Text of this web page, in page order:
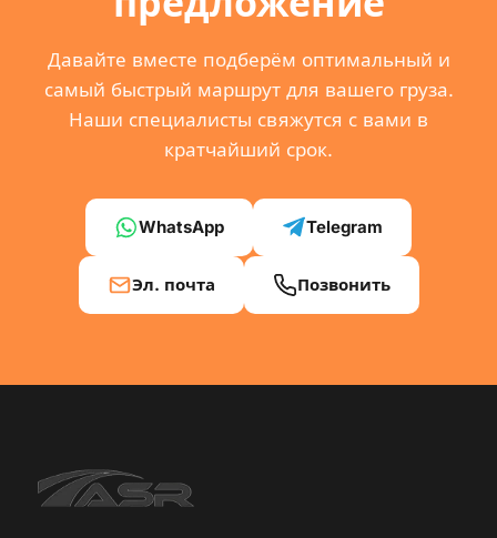
Давайте вместе подберём оптимальный и
самый быстрый маршрут для вашего груза.
Наши специалисты свяжутся с вами в
кратчайший срок.
WhatsApp Telegram
Эл. почта Позвонить